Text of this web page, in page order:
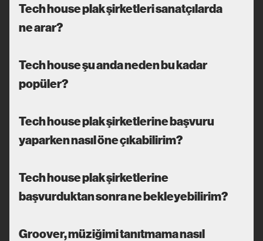
Tech house plak şirketleri sanatçılarda
ne arar?
Tech house şu anda neden bu kadar
popüler?
Tech house plak şirketlerine başvuru
yaparken nasıl öne çıkabilirim?
Tech house plak şirketlerine
başvurduktan sonra ne bekleyebilirim?
Groover, müziğimi tanıtmama nasıl